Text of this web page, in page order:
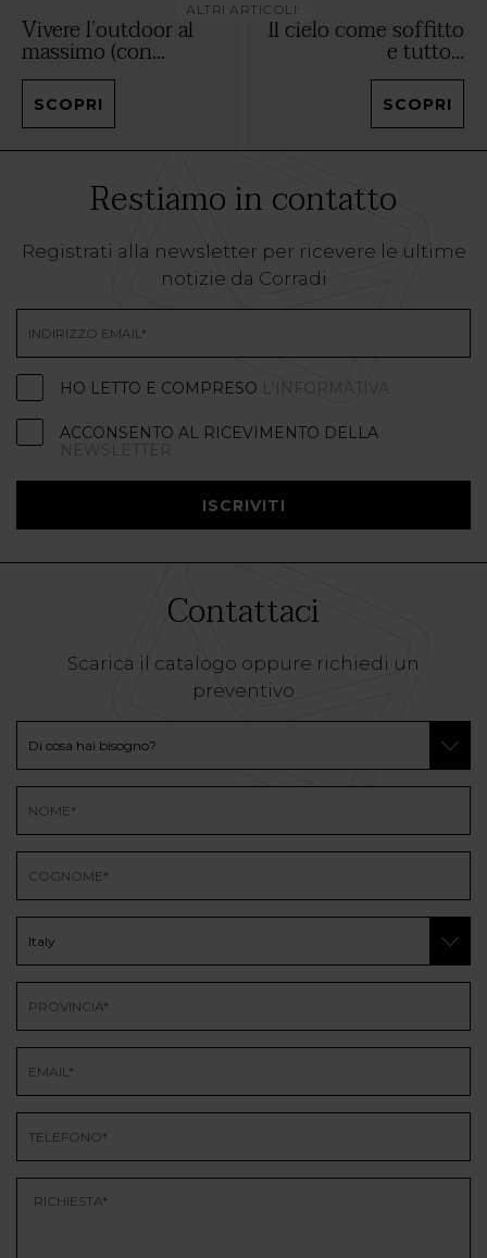
ALTRI ARTICOLI:
Vivere l’outdoor al
massimo (con...
SCOPRI
Il cielo come soffitto
e tutto...
SCOPRI
Restiamo in contatto
Registrati alla newsletter per ricevere le ultime
notizie da Corradi
HO LETTO E COMPRESO L'INFORMATIVA
ACCONSENTO AL RICEVIMENTO DELLA
NEWSLETTER
ISCRIVITI
Contattaci
Scarica il catalogo oppure richiedi un
preventivo